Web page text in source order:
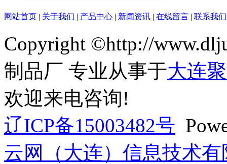
网站首页 | 关于我们 | 产品中心 | 新闻资讯 | 在线留言 | 联系我们
Copyright ©http://
制品厂 专业从事于大连
欢迎来电咨询!
辽ICP备15003482号
云网（大连）信息技术有